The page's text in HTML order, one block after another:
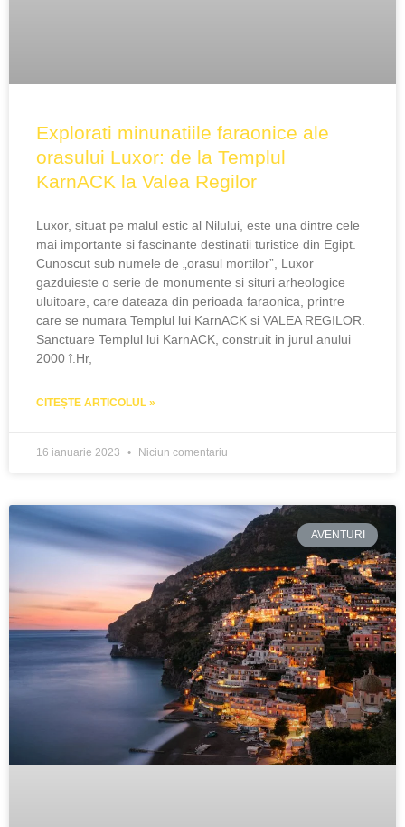
Explorati minunatiile faraonice ale
orasului Luxor: de la Templul
KarnACK la Valea Regilor
Luxor, situat pe malul estic al Nilului, este una dintre cele
mai importante si fascinante destinatii turistice din Egipt.
Cunoscut sub numele de „orasul mortilor”, Luxor
gazduieste o serie de monumente si situri arheologice
uluitoare, care dateaza din perioada faraonica, printre
care se numara Templul lui KarnACK si VALEA REGILOR.
Sanctuare Templul lui KarnACK, construit in jurul anului
2000 î.Hr,
CITEȘTE ARTICOLUL »
16 ianuarie 2023 Niciun comentariu
AVENTURI